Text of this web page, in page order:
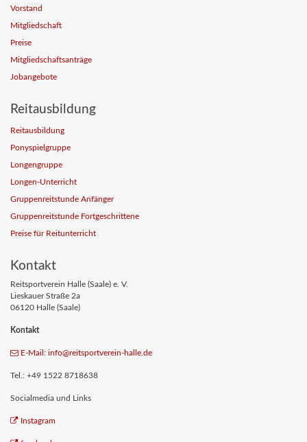
Vorstand
Mitgliedschaft
Preise
Mitgliedschaftsanträge
Jobangebote
Reitausbildung
Reitausbildung
Ponyspielgruppe
Longengruppe
Longen-Unterricht
Gruppenreitstunde Anfänger
Gruppenreitstunde Fortgeschrittene
Preise für Reitunterricht
Kontakt
Reitsportverein Halle (Saale) e. V.
Lieskauer Straße 2a
06120 Halle (Saale)
Kontakt
E-Mail: info@reitsportverein-halle.de
Tel.: +49 1522 8718638
Socialmedia und Links
Instagram